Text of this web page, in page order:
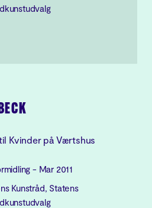
Kvinder på Værtshus
- Mar 2011
Kunstråd, Statens